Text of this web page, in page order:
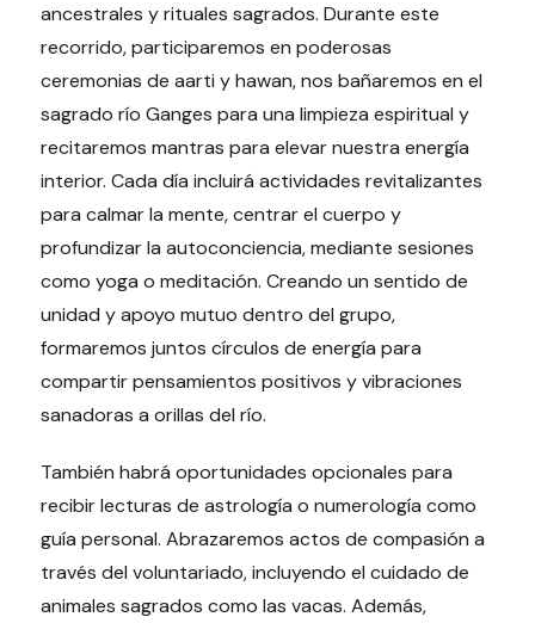
ancestrales y rituales sagrados. Durante este
recorrido, participaremos en poderosas
ceremonias de aarti y hawan, nos bañaremos en el
sagrado río Ganges para una limpieza espiritual y
recitaremos mantras para elevar nuestra energía
interior. Cada día incluirá actividades revitalizantes
para calmar la mente, centrar el cuerpo y
profundizar la autoconciencia, mediante sesiones
como yoga o meditación. Creando un sentido de
unidad y apoyo mutuo dentro del grupo,
formaremos juntos círculos de energía para
compartir pensamientos positivos y vibraciones
sanadoras a orillas del río.
También habrá oportunidades opcionales para
recibir lecturas de astrología o numerología como
guía personal. Abrazaremos actos de compasión a
través del voluntariado, incluyendo el cuidado de
animales sagrados como las vacas. Además,